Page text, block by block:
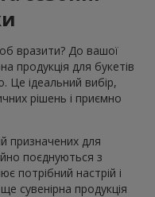
вразити? До вашої
продукція для букетів
Це ідеальний вибір,
рішень і приємно
призначених для
поєднуються з
потрібний настрій і
сувенірна продукція